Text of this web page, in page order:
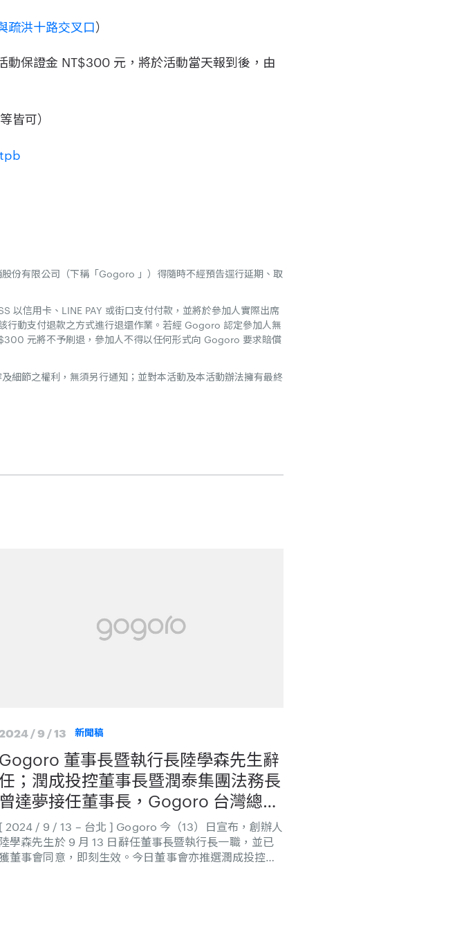
疏洪十路交叉口）
動保證金 NT$300 元，將於活動當天報到後，由
皆可）
份有限公司（下稱「Gogoro 」）得隨時不經預告逕行延期、取
以信用卡、LINE PAY 或街口支付付款，並將於參加人實際出席
動支付退款之方式進行退還作業。若經 Gogoro 認定參加人無
元將不予刷退，參加人不得以任何形式向 Gogoro 要求賠償
細節之權利，無須另行通知；並對本活動及本活動辦法擁有最終
/ 9 / 13 新聞稿
Gogoro 董事長暨執行長陸學森先生辭
；潤成投控董事長暨潤泰集團法務長
曾達夢接任董事長，Gogoro 台灣總經
理姜家煒接任代理執行長
[ 2024 / 9 / 13 – 台北 ] Gogoro 今（13）日宣布，創辦人
陸學森先生於 9 月 13 日辭任董事長暨執行長一職，並已
董事會同意，即刻生效。今日董事會亦推選潤成投控董